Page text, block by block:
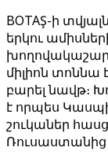
BOTAŞ-ի
երկու
միլիոն տոննա
բարել նավթ։
է որպես
շուկաներ
Ռուսաստանից